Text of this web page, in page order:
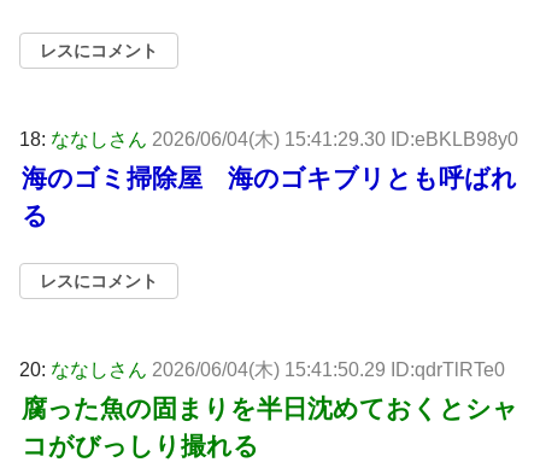
レスにコメント
18: ななしさん 2026/06/04(木) 15:41:29.30 ID:eBKLB98y0
海のゴミ掃除屋 海のゴキブリとも呼ばれ
る
レスにコメント
20: ななしさん 2026/06/04(木) 15:41:50.29 ID:qdrTlRTe0
腐った魚の固まりを半日沈めておくとシャ
コがびっしり撮れる